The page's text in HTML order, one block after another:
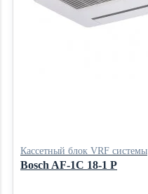
Кассетный блок VRF системы
Bosch AF-1C 18-1 P